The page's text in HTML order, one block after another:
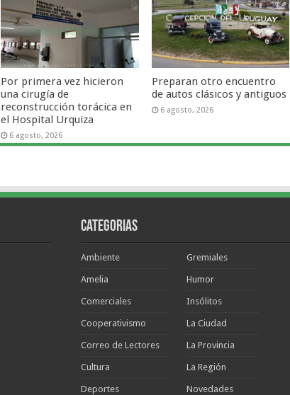
Por primera vez hicieron
una cirugía de
reconstrucción torácica en
el Hospital Urquiza
6 agosto, 2026
Preparan otro encuentro
de autos clásicos y antiguos
6 agosto, 2026
Categorias
Ambiente
Amelia
Comerciales
Cooperativismo
Correo de Lectores
Cultura
Deportes
Gremiales
Humor
Insólitos
La Ciudad
La Provincia
La Región
Novedades